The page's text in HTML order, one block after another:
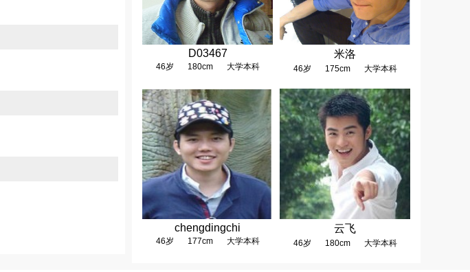
D03467
46岁 180cm 大学本科
米洛
46岁 175cm 大学本科
chengdingchi
46岁 177cm 大学本科
云飞
46岁 180cm 大学本科